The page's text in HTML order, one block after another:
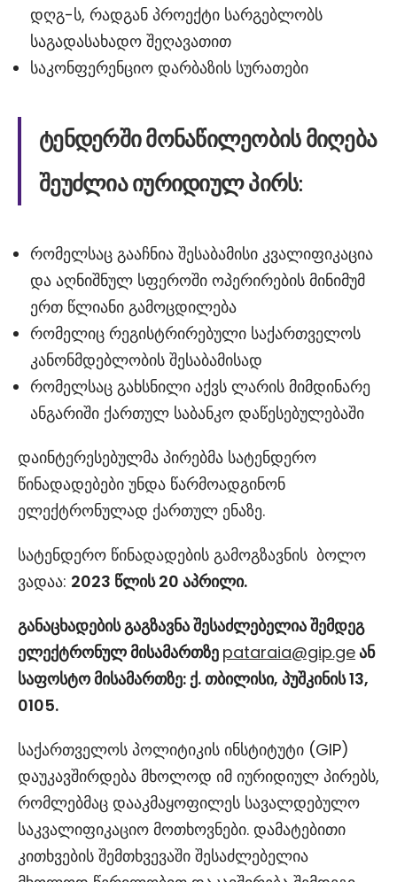
დღგ-ს, რადგან პროექტი სარგებლობს
საგადასახადო შეღავათით
საკონფერენციო დარბაზის სურათები
ტენდერში მონაწილეობის მიღება
შეუძლია იურიდიულ პირს:
რომელსაც გააჩნია შესაბამისი კვალიფიკაცია
და აღნიშნულ სფეროში ოპერირების მინიმუმ
ერთ წლიანი გამოცდილება
რომელიც რეგისტრირებული საქართველოს
კანონმდებლობის შესაბამისად
რომელსაც გახსნილი აქვს ლარის მიმდინარე
ანგარიში ქართულ საბანკო დაწესებულებაში
დაინტერესებულმა პირებმა სატენდერო
წინადადებები უნდა წარმოადგინონ
ელექტრონულად ქართულ ენაზე.
სატენდერო წინადადების გამოგზავნის ბოლო
ვადაა: 2023 წლის 20 აპრილი.
განაცხადების გაგზავნა შესაძლებელია შემდეგ
ელექტრონულ მისამართზე pataraia@gip.ge ან
საფოსტო მისამართზე: ქ. თბილისი, პუშკინის 13,
0105.
საქართველოს პოლიტიკის ინსტიტუტი (GIP)
დაუკავშირდება მხოლოდ იმ იურიდიულ პირებს,
რომლებმაც დააკმაყოფილეს სავალდებულო
საკვალიფიკაციო მოთხოვნები. დამატებითი
კითხვების შემთხვევაში შესაძლებელია